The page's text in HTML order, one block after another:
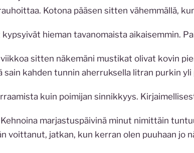
Kotona pääsen sitten vähemmällä,
hieman tavanomaista aikaisemmin.
sitten näkemäni mustikat olivat kovin
sain kahden tunnin aherruksella litran purkin yli
kuin poimijan sinnikkyys.
marjastuspäivinä minut nimittäin
voittanut, jatkan, kun kerran olen puuhaan jo